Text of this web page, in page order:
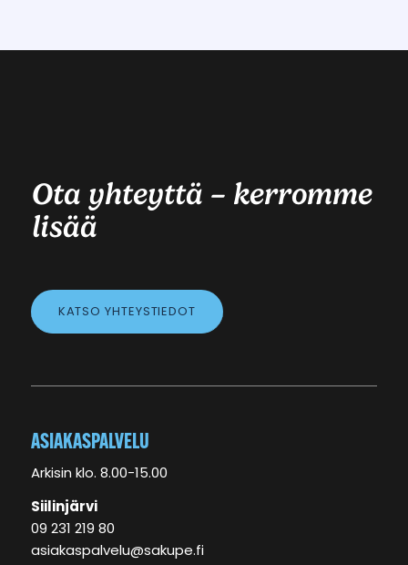
Ota yhteyttä – kerromme
lisää
KATSO YHTEYSTIEDOT
ASIAKASPALVELU
Arkisin klo. 8.00-15.00
Siilinjärvi
09 231 219 80
asiakaspalvelu@sakupe.fi